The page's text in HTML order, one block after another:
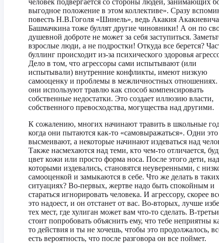
человек подвергается со стороны людей, занимающих
выгодное положение в этом коллективе». Сразу
повесть Н.В.Гоголя «Шинель», ведь Акакия Акакиевича
Башмачкина тоже буллят другие чиновники! А он по
душевной доброте не может за себя заступиться.
взрослые люди, а не подростки! Откуда все берется?
буллинг происходит из-за психического здоровья
Дело в том, что агрессоры сами испытывают (или
испытывали) внутренние конфликты, имеют низкую
самооценку и проблемы в межличностных
они используют травлю как способ компенсировать
собственные недостатки. Это создает иллюзию власти,
собственного превосходства, могущества над другими.
К сожалению, многих начинают травить в школьные
когда они пытаются как-то «самовыражаться». Одни это
высмеивают, а некоторые начинают издеваться над
Также насмехаются над теми, кто чем-то отличается,
цвет кожи или просто форма носа. После этого дети, над
которыми издевались, становятся неуверенными, с
самооценкой и замыкаются в себе. Что же делать в таких
ситуациях? Во-первых, жертве надо быть спокойным и
стараться игнорировать человека. И агрессору, скорее
это надоест, и он отстанет от вас. Во-вторых, лучше
тех мест, где хулиган может вам что-то сделать. В-
стоит попробовать объяснить ему, что тебе неприятны
то действия и ты не хочешь, чтобы это продолжалось,
есть вероятность, что после разговора он все поймет.